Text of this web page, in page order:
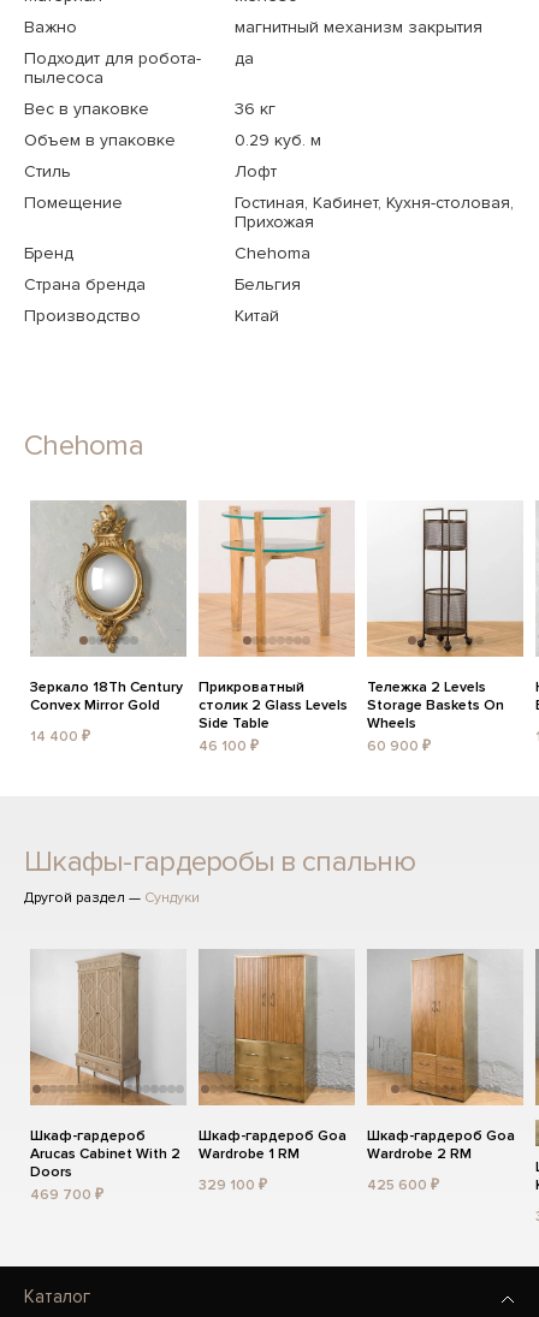
Важно
магнитный механизм закрытия
Подходит для робота-
пылесоса
да
Вес в упаковке
36 кг
Объем в упаковке
0.29 куб. м
Стиль
Лофт
Помещение
Гостиная, Кабинет, Кухня-столовая,
Прихожая
Бренд
Chehoma
Страна бренда
Бельгия
Производство
Китай
Chehoma
Зеркало 18Th Century
Convex Mirror Gold
14 400 ₽
Прикроватный
столик 2 Glass Levels
Side Table
46 100 ₽
Тележка 2 Levels
Storage Baskets On
Wheels
60 900 ₽
Шкафы-гардеробы в спальню
Другой раздел — Сундуки
Шкаф-гардероб
Arucas Cabinet With 2
Doors
469 700 ₽
Шкаф-гардероб Goa
Wardrobe 1 RM
329 100 ₽
Шкаф-гардероб Goa
Wardrobe 2 RM
425 600 ₽
Каталог